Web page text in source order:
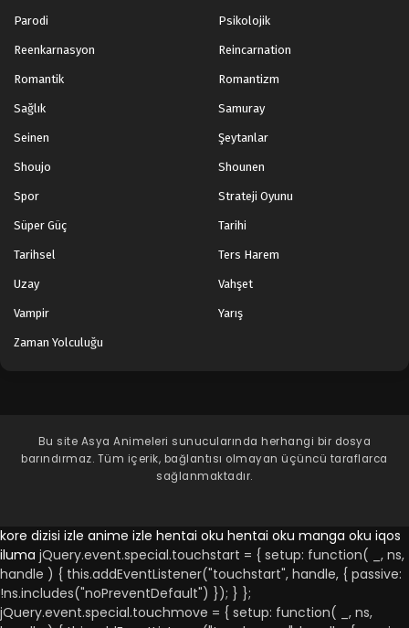
Parodi Psikolojik
Reenkarnasyon Reincarnation
Romantik Romantizm
Sağlık Samuray
Seinen Şeytanlar
Shoujo Shounen
Spor Strateji Oyunu
Süper Güç Tarihi
Tarihsel Ters Harem
Uzay Vahşet
Vampir Yarış
Zaman Yolculuğu
Bu site Asya Animeleri sunucularında herhangi bir dosya
barındırmaz. Tüm içerik, bağlantısı olmayan üçüncü taraflarca
sağlanmaktadır.
kore dizisi izle anime izle hentai oku hentai oku manga oku iqos
iluma jQuery.event.special.touchstart = { setup: function( _, ns,
handle ) { this.addEventListener("touchstart", handle, { passive:
!ns.includes("noPreventDefault") }); } };
jQuery.event.special.touchmove = { setup: function( _, ns,